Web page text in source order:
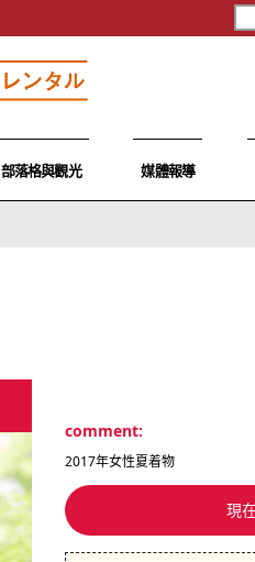
部落格與觀光 媒體報導
comment:
2017年女性夏着物
現